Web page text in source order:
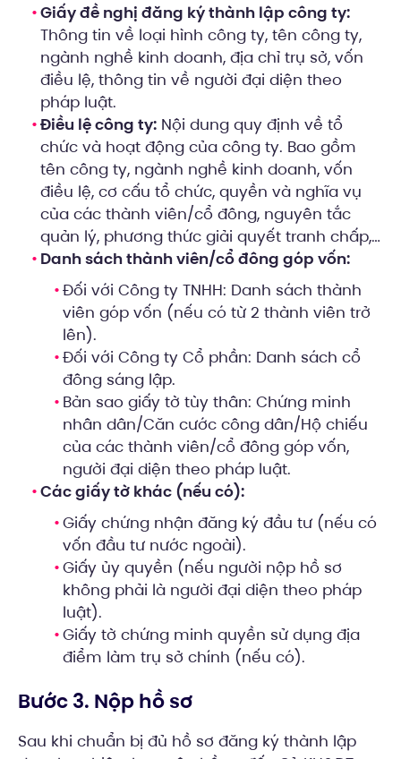
Giấy đề nghị đăng ký thành lập công ty:
Thông tin về loại hình công ty, tên công ty,
ngành nghề kinh doanh, địa chỉ trụ sở, vốn
điều lệ, thông tin về người đại diện theo
pháp luật.
Điều lệ công ty: Nội dung quy định về tổ
chức và hoạt động của công ty. Bao gồm
tên công ty, ngành nghề kinh doanh, vốn
điều lệ, cơ cấu tổ chức, quyền và nghĩa vụ
của các thành viên/cổ đông, nguyên tắc
quản lý, phương thức giải quyết tranh chấp,…
Danh sách thành viên/cổ đông góp vốn:
Đối với Công ty TNHH: Danh sách thành
viên góp vốn (nếu có từ 2 thành viên trở
lên).
Đối với Công ty Cổ phần: Danh sách cổ
đông sáng lập.
Bản sao giấy tờ tùy thân: Chứng minh
nhân dân/Căn cước công dân/Hộ chiếu
của các thành viên/cổ đông góp vốn,
người đại diện theo pháp luật.
Các giấy tờ khác (nếu có):
Giấy chứng nhận đăng ký đầu tư (nếu có
vốn đầu tư nước ngoài).
Giấy ủy quyền (nếu người nộp hồ sơ
không phải là người đại diện theo pháp
luật).
Giấy tờ chứng minh quyền sử dụng địa
điểm làm trụ sở chính (nếu có).
Bước 3. Nộp hồ sơ
Sau khi chuẩn bị đủ hồ sơ đăng ký thành lập